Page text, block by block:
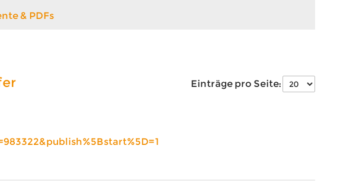
& PDFs
Einträge pro Seite: